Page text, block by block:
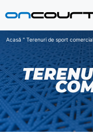
la
Acasă " Terenuri de sport